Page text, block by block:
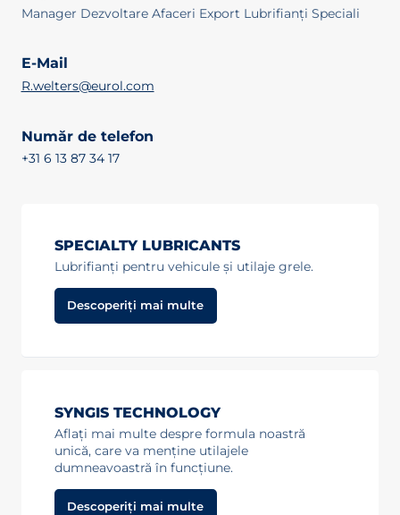
Manager Dezvoltare Afaceri Export Lubrifianți Speciali
E-Mail
R.welters@eurol.com
Număr de telefon
+31 6 13 87 34 17
SPECIALTY LUBRICANTS
Lubrifianți pentru vehicule și utilaje grele.
Descoperiți mai multe
SYNGIS TECHNOLOGY
Aflați mai multe despre formula noastră
unică, care va menține utilajele
dumneavoastră în funcțiune.
Descoperiți mai multe